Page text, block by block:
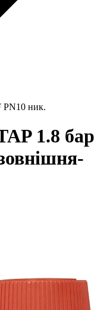
PN10 ник.
1.8 бар